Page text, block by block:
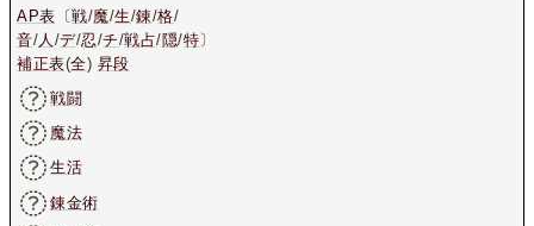
AP表 〔戦/魔/生/錬/格/
音/ 人 /デ/忍/チ/戦占/隠/特〕
補正表(全) 昇段
戦闘
魔法
生活
錬金術